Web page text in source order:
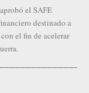
el SAFE
destinado a
el fin de acelerar